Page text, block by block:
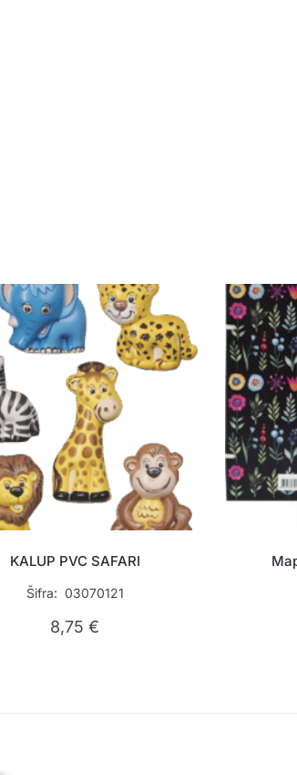
KALUP PVC SAFARI
Šifra: 03070121
8,75€